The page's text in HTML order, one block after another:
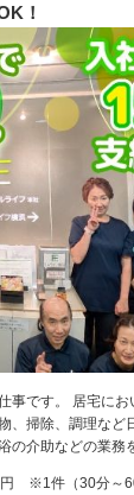
！
事です。 居宅にお
、掃除、調理など
の介助などの業務
円 ※1件（30分～